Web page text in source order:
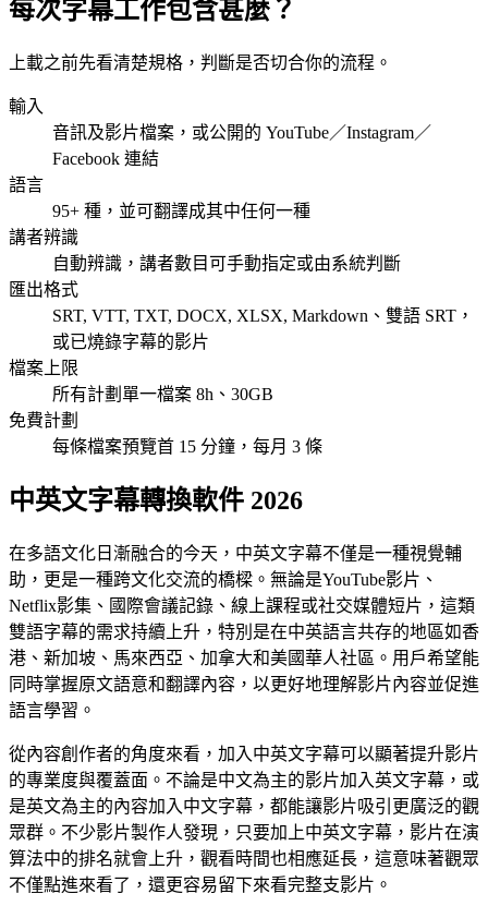
每次字幕工作包含甚麼？
上載之前先看清楚規格，判斷是否切合你的流程。
輸入
音訊及影片檔案，或公開的 YouTube／Instagram／
Facebook 連結
語言
95+ 種，並可翻譯成其中任何一種
講者辨識
自動辨識，講者數目可手動指定或由系統判斷
匯出格式
SRT, VTT, TXT, DOCX, XLSX, Markdown、雙語 SRT，
或已燒錄字幕的影片
檔案上限
所有計劃單一檔案 8h、30GB
免費計劃
每條檔案預覽首 15 分鐘，每月 3 條
中英文字幕轉換軟件 2026
在多語文化日漸融合的今天，中英文字幕不僅是一種視覺輔
助，更是一種跨文化交流的橋樑。無論是YouTube影片、
Netflix影集、國際會議記錄、線上課程或社交媒體短片，這類
雙語字幕的需求持續上升，特別是在中英語言共存的地區如香
港、新加坡、馬來西亞、加拿大和美國華人社區。用戶希望能
同時掌握原文語意和翻譯內容，以更好地理解影片內容並促進
語言學習。
從內容創作者的角度來看，加入中英文字幕可以顯著提升影片
的專業度與覆蓋面。不論是中文為主的影片加入英文字幕，或
是英文為主的內容加入中文字幕，都能讓影片吸引更廣泛的觀
眾群。不少影片製作人發現，只要加上中英文字幕，影片在演
算法中的排名就會上升，觀看時間也相應延長，這意味著觀眾
不僅點進來看了，還更容易留下來看完整支影片。